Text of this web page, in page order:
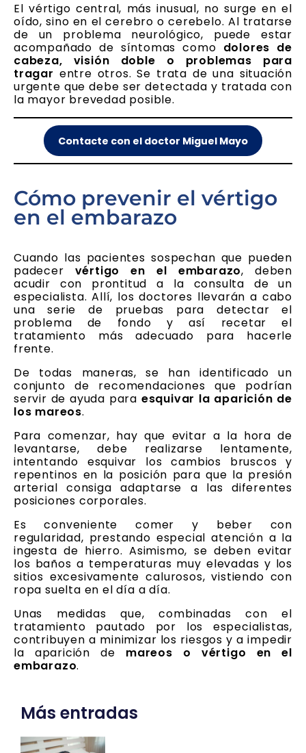
El vértigo central, más inusual, no surge en el
oído, sino en el cerebro o cerebelo. Al tratarse
de un problema neurológico, puede estar
acompañado de síntomas como dolores de
cabeza, visión doble o problemas para
tragar entre otros. Se trata de una situación
urgente que debe ser detectada y tratada con
la mayor brevedad posible.
Contacte con el doctor Miguel Mayo
Cómo prevenir el vértigo
en el embarazo
Cuando las pacientes sospechan que pueden
padecer vértigo en el embarazo, deben
acudir con prontitud a la consulta de un
especialista. Allí, los doctores llevarán a cabo
una serie de pruebas para detectar el
problema de fondo y así recetar el
tratamiento más adecuado para hacerle
frente.
De todas maneras, se han identificado un
conjunto de recomendaciones que podrían
servir de ayuda para esquivar la aparición de
los mareos.
Para comenzar, hay que evitar a la hora de
levantarse, debe realizarse lentamente,
intentando esquivar los cambios bruscos y
repentinos en la posición para que la presión
arterial consiga adaptarse a las diferentes
posiciones corporales.
Es conveniente comer y beber con
regularidad, prestando especial atención a la
ingesta de hierro. Asimismo, se deben evitar
los baños a temperaturas muy elevadas y los
sitios excesivamente calurosos, vistiendo con
ropa suelta en el día a día.
Unas medidas que, combinadas con el
tratamiento pautado por los especialistas,
contribuyen a minimizar los riesgos y a impedir
la aparición de mareos o vértigo en el
embarazo.
Más entradas